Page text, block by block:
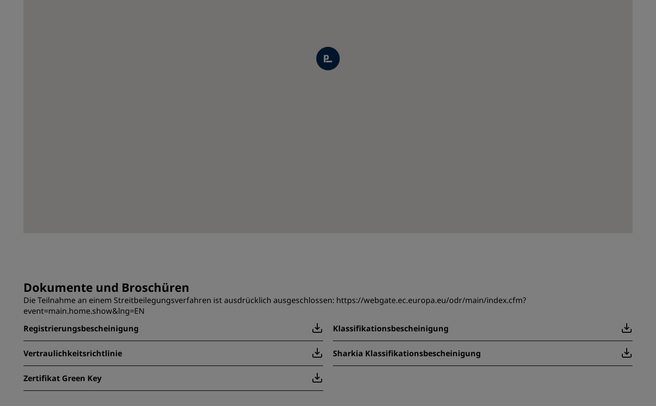
Dokumente und Broschüren
Die Teilnahme an einem Streitbeilegungsverfahren ist ausdrücklich ausgeschlossen: https://webgate.ec.europa.eu/odr/main/index.cfm?
event=main.home.show&lng=EN
Registrierungsbescheinigung
Klassifikationsbescheinigung
Vertraulichkeitsrichtlinie Sharkia Klassifikationsbescheinigung
Zertifikat Green Key